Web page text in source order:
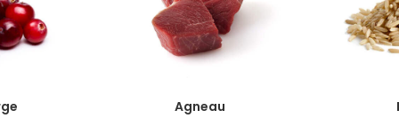
Agneau